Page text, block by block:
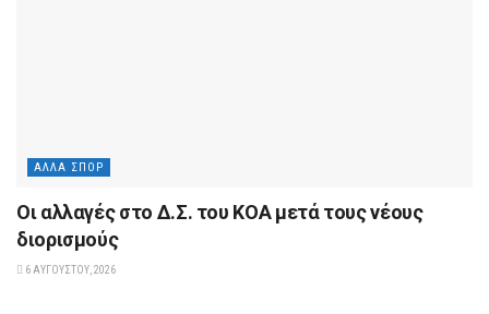
ΆΛΛΑ ΣΠΟΡ
Οι αλλαγές στο Δ.Σ. του ΚΟΑ μετά τους νέους
διορισμούς
6 ΑΥΓΟΎΣΤΟΥ, 2026